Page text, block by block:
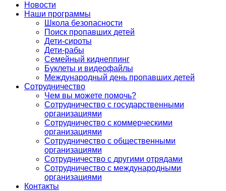
Новости
Наши программы
Школа безопасности
Поиск пропавших детей
Дети-сироты
Дети-рабы
Семейный киднеппинг
Буклеты и видеофайлы
Международный день пропавших детей
Сотрудничество
Чем вы можете помочь?
Сотрудничество с государственными
организациями
Сотрудничество с коммерческими
организациями
Сотрудничество с общественными
организациями
Сотрудничество с другими отрядами
Сотрудничество с международными
организациями
Контакты